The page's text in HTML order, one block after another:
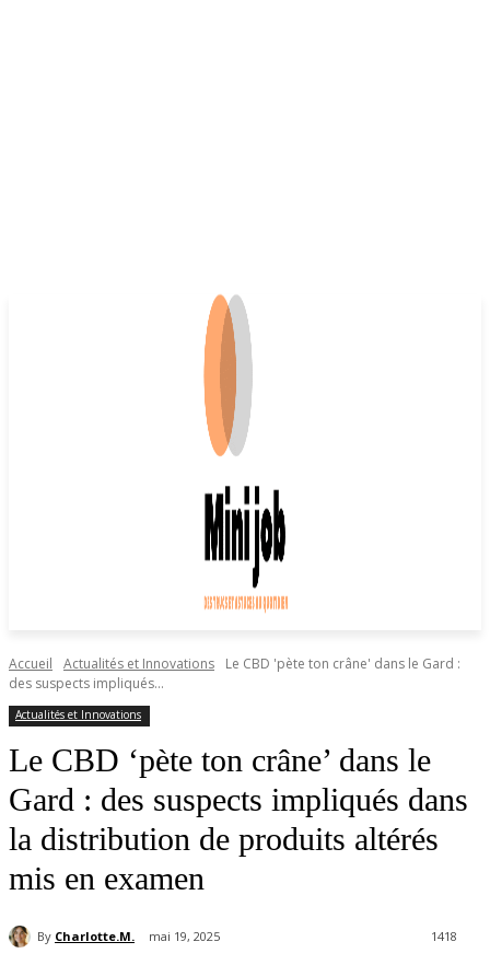
Accueil Actualités et Innovations
Le CBD 'pète ton crâne' dans le Gard :
des suspects impliqués...
Actualités et Innovations
Le CBD ‘pète ton crâne’ dans le
Gard : des suspects impliqués dans
la distribution de produits altérés
mis en examen
By Charlotte.M. mai 19, 2025 1418